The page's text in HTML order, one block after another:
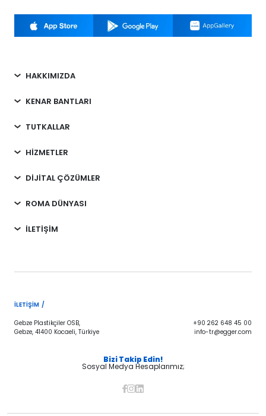
HAKKIMIZDA
KENAR BANTLARI
TUTKALLAR
HİZMETLER
DİJİTAL ÇÖZÜMLER
ROMA DÜNYASI
İLETİŞİM
İLETIŞIM /
Gebze Plastikçiler OSB,
Gebze, 41400 Kocaeli, Türkiye
+90 262 648 45 00
info-tr@egger.com
Bizi Takip Edin!
Sosyal Medya Hesaplarımız;